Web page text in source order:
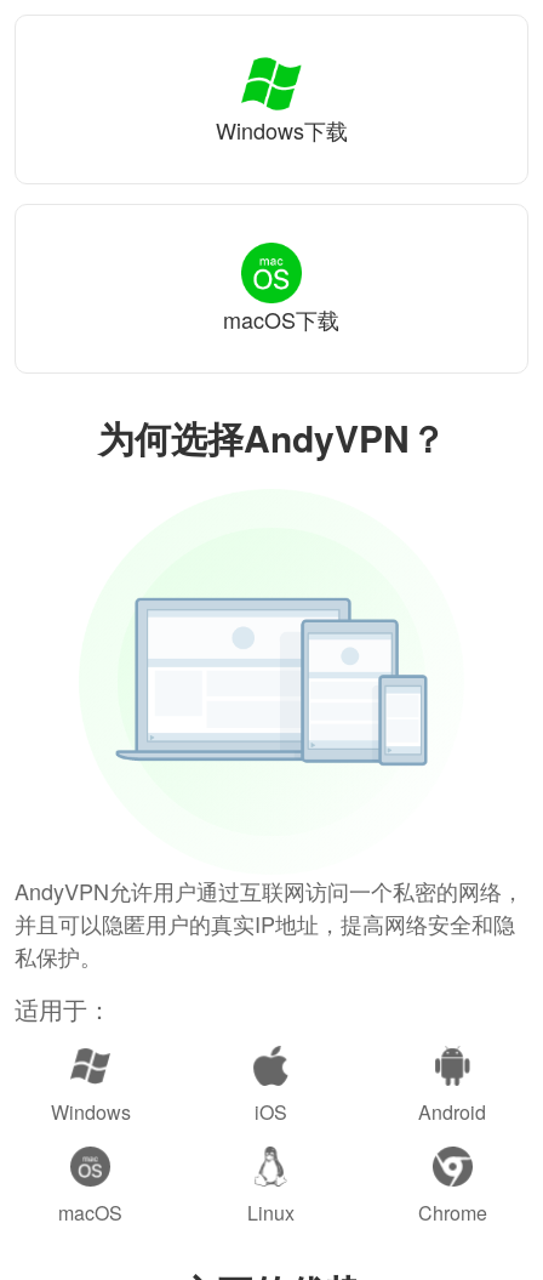
为何选择AndyVPN？
AndyVPN允许用户通过互联网访问一个私密的网络，
并且可以隐匿用户的真实IP地址，提高网络安全和隐
私保护。
适用于：
Windows iOS Android
macOS Linux Chrome
Windows下载
macOS下载